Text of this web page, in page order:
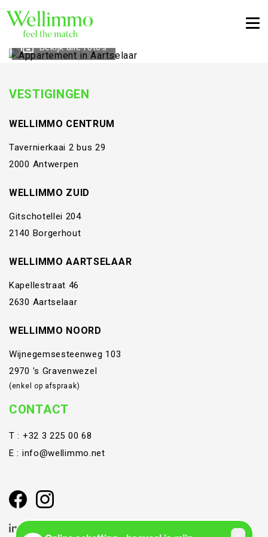
Bekijk alle foto's
VESTIGINGEN
WELLIMMO CENTRUM
Tavernierkaai 2 bus 29
2000 Antwerpen
WELLIMMO ZUID
Gitschotellei 204
2140 Borgerhout
WELLIMMO AARTSELAAR
Kapellestraat 46
2630 Aartselaar
WELLIMMO NOORD
Wijnegemsesteenweg 103
2970 's Gravenwezel
(enkel op afspraak)
CONTACT
T : +32 3 225 00 68
E : info@wellimmo.net